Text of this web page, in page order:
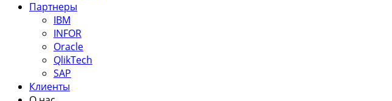
Партнеры
IBM
INFOR
Oracle
QlikTech
SAP
Клиенты